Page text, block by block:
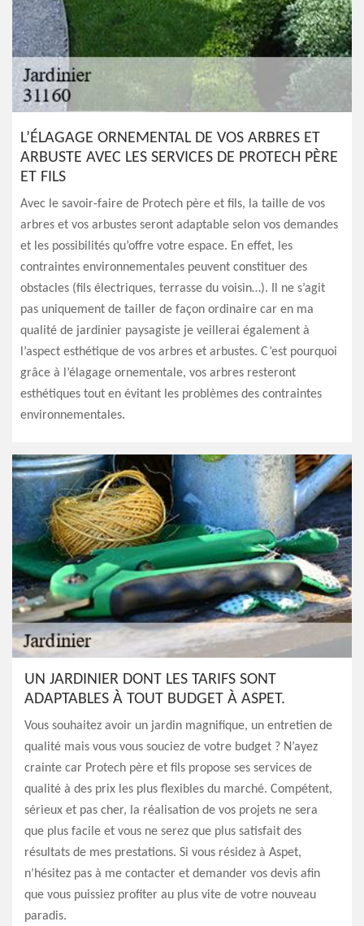
L’ÉLAGAGE ORNEMENTAL DE VOS ARBRES ET
ARBUSTE AVEC LES SERVICES DE PROTECH PÈRE
ET FILS
Avec le savoir-faire de Protech père et fils, la taille de vos
arbres et vos arbustes seront adaptable selon vos demandes
et les possibilités qu’offre votre espace. En effet, les
contraintes environnementales peuvent constituer des
obstacles (fils électriques, terrasse du voisin…). Il ne s’agit
pas uniquement de tailler de façon ordinaire car en ma
qualité de jardinier paysagiste je veillerai également à
l’aspect esthétique de vos arbres et arbustes. C’est pourquoi
grâce à l’élagage ornementale, vos arbres resteront
esthétiques tout en évitant les problèmes des contraintes
environnementales.
UN JARDINIER DONT LES TARIFS SONT
ADAPTABLES À TOUT BUDGET À ASPET.
Vous souhaitez avoir un jardin magnifique, un entretien de
qualité mais vous vous souciez de votre budget ? N’ayez
crainte car Protech père et fils propose ses services de
qualité à des prix les plus flexibles du marché. Compétent,
sérieux et pas cher, la réalisation de vos projets ne sera
que plus facile et vous ne serez que plus satisfait des
résultats de mes prestations. Si vous résidez à Aspet,
n’hésitez pas à me contacter et demander vos devis afin
que vous puissiez profiter au plus vite de votre nouveau
paradis.